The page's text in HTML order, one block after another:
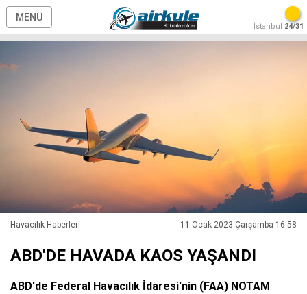
MENÜ
İstanbul 24/31
Havacılık Haberleri 11 Ocak 2023 Çarşamba 16:58
ABD'DE HAVADA KAOS YAŞANDI
ABD'de Federal Havacılık İdaresi'nin (FAA) NOTAM